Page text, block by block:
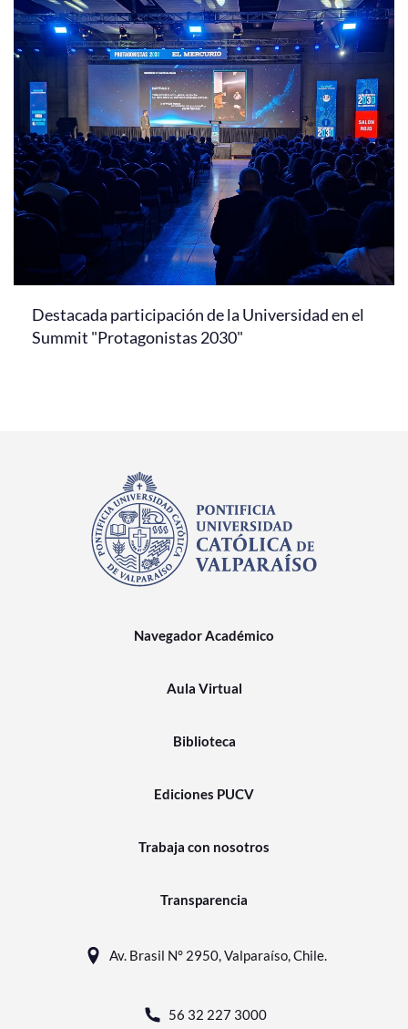
Destacada participación de la Universidad en el
Summit "Protagonistas 2030"
Navegador Académico
Aula Virtual
Biblioteca
Ediciones PUCV
Trabaja con nosotros
Transparencia
Av. Brasil N° 2950, Valparaíso, Chile.
56 32 227 3000